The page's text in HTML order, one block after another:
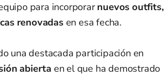
para incorporarnuevos outfits,
renovadas en esa fecha.
una destacada participación en
abierta en el que ha demostrado